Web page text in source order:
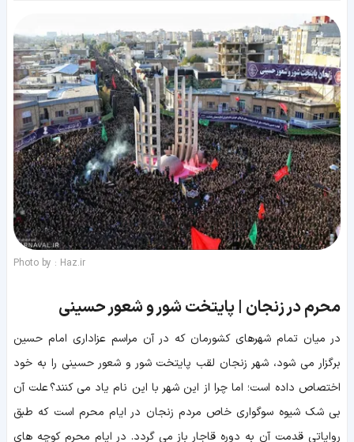
Photo by : Haz.ir
محرم در زنجان | پایتخت شور و شعور حسینی
در میان تمام شهرهای کشورمان که در آن مراسم عزاداری امام حسین
برگزار می شود، شهر زنجان لقب پایتخت شور و شعور حسینی را به خود
اختصاص داده است؛ اما چرا از این شهر با این نام یاد می کنند؟ علت آن
بی شک شیوه سوگواری خاص مردم زنجان در ایام محرم است که طبق
روایاتی قدمت آن به دوره قاجار باز می گردد. در ایام محرم کوچه های